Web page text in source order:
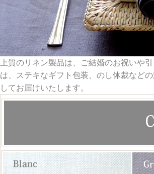
上質のリネン製品は、ご結婚のお祝いや
は、ステキなギフト包装、のし体裁など
してお届けいたします。